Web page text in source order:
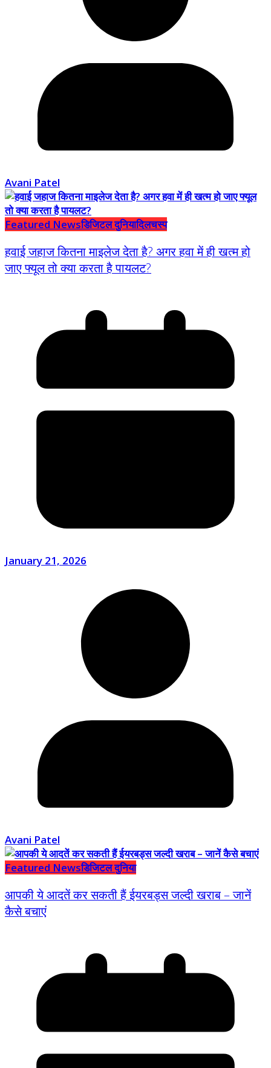
Avani Patel
Featured Newsडिजिटल दुनियादिलचस्प
हवाई जहाज कितना माइलेज देता है? अगर हवा में ही खत्म हो
जाए फ्यूल तो क्या करता है पायलट?
January 21, 2026
Avani Patel
Featured Newsडिजिटल दुनिया
आपकी ये आदतें कर सकती हैं ईयरबड्स जल्दी खराब – जानें
कैसे बचाएं